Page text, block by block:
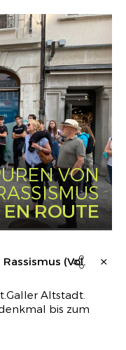
agenda FILTRE
VON
EN ROUTE
(Vol.

Altstadt.
bis zum